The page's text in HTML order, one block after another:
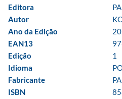
Editora
Autor
Ano da Edição
EAN13
Edição
1
Idioma
Fabricante
ISBN